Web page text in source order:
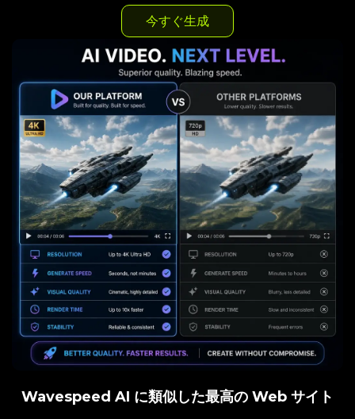
今すぐ生成
Wavespeed AI に類似した最高の Web サイト